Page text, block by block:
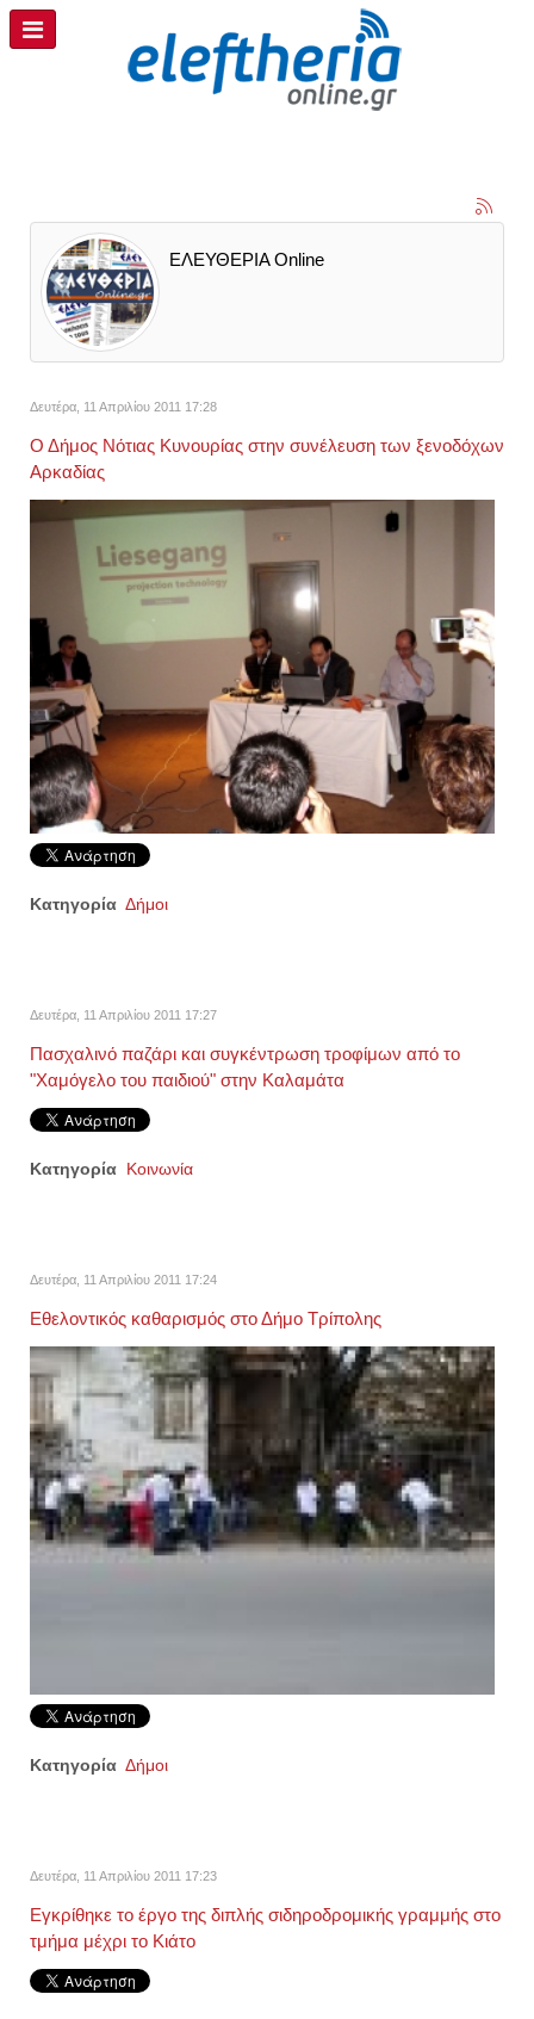
ΕΛΕΥΘΕΡΙΑ Online
Δευτέρα, 11 Απριλίου 2011 17:28
Ο Δήμος Νότιας Κυνουρίας στην συνέλευση των ξενοδόχων
Αρκαδίας
Κατηγορία Δήμοι
Δευτέρα, 11 Απριλίου 2011 17:27
Πασχαλινό παζάρι και συγκέντρωση τροφίμων από το
"Χαμόγελο του παιδιού" στην Καλαμάτα
Κατηγορία Κοινωνία
Δευτέρα, 11 Απριλίου 2011 17:24
Εθελοντικός καθαρισμός στο Δήμο Τρίπολης
Κατηγορία Δήμοι
Δευτέρα, 11 Απριλίου 2011 17:23
Εγκρίθηκε το έργο της διπλής σιδηροδρομικής γραμμής στο
τμήμα μέχρι το Κιάτο